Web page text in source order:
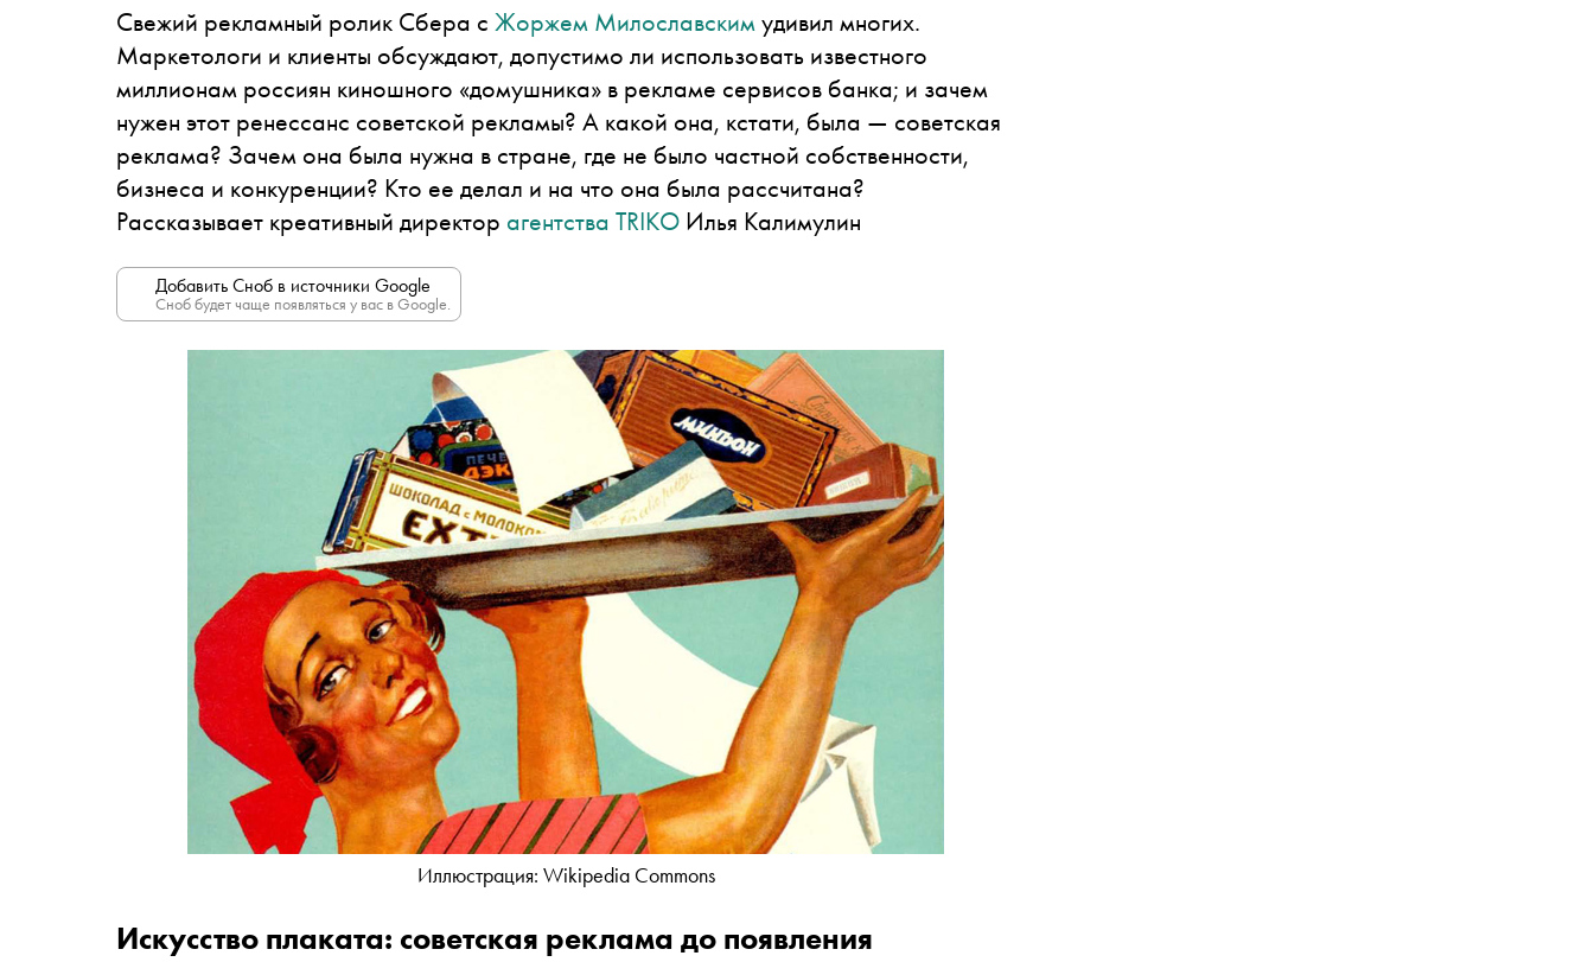
Свежий рекламный ролик Сбера с Жоржем Милославскимудивил многих.
Маркетологи и клиенты обсуждают, допустимо ли использовать известного
миллионам россиян киношного «домушника» в рекламе сервисов банка; и зачем
нужен этот ренессанс советской рекламы? А какой она, кстати, была — советская
реклама? Зачем она была нужна в стране, где не было частной собственности,
бизнеса и конкуренции? Кто ее делал и на что она была рассчитана?
Рассказывает креативный директор агентства TRIKO Илья Калимулин
Добавить Сноб в источники Google
Сноб будет чаще появляться у вас в Google.
Иллюстрация: Wikipedia Commons
Искусство плаката: советская реклама до появления